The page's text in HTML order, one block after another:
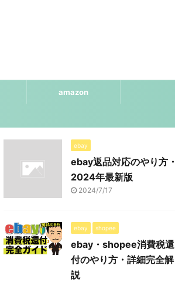
amazon
ebay
ebay返品対応のやり方・
2024年最新版
2024/7/17
ebay shopee
ebay・shopee消費税還
付のやり方・詳細完全解
説